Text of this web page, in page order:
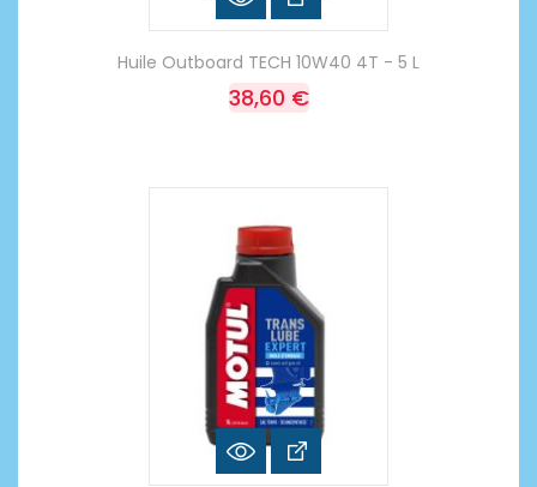
Huile Outboard TECH 10W40 4T - 5 L
38,60 €